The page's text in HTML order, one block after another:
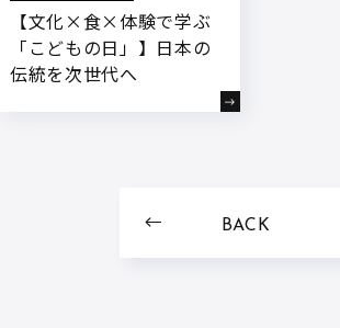
【文化×食×体験で学ぶ
「こどもの日」】日本の
伝統を次世代へ
BACK